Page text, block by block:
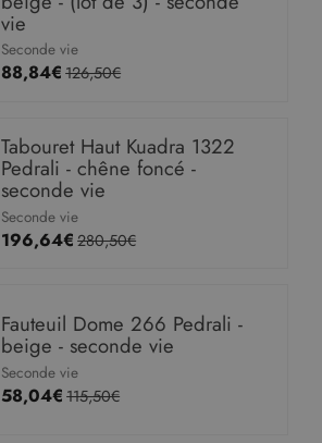
vie
Seconde vie
88,84€ 126,50€
Tabouret Haut Kuadra 1322
Pedrali - chêne foncé -
seconde vie
Seconde vie
196,64€ 280,50€
Fauteuil Dome 266 Pedrali -
beige - seconde vie
Seconde vie
58,04€ 115,50€